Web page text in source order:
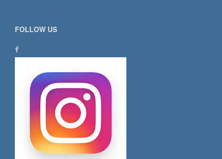
FOLLOW US